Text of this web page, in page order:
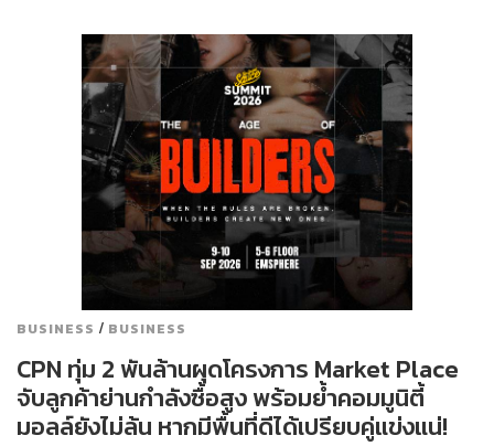
BUSINESS / BUSINESS
CPN ทุ่ม 2 พันล้านผุดโครงการ Market Place
จับลูกค้าย่านกำลังซื้อสูง พร้อมย้ำคอมมูนิตี้
มอลล์ยังไม่ล้น หากมีพื้นที่ดีได้เปรียบคู่แข่งแน่!